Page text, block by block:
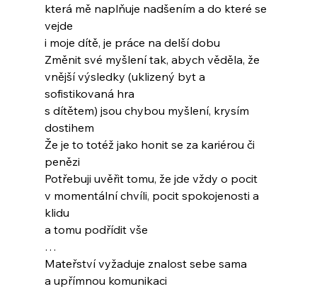
která mě naplňuje nadšením a do které se
vejde
i moje dítě, je práce na delší dobu
Změnit své myšlení tak, abych věděla, že
vnější výsledky (uklizený byt a
sofistikovaná hra
s dítětem) jsou chybou myšlení, krysím
dostihem
Že je to totéž jako honit se za kariérou či
penězi
Potřebuji uvěřit tomu, že jde vždy o pocit
v momentální chvíli, pocit spokojenosti a
klidu
a tomu podřídit vše
…
Mateřství vyžaduje znalost sebe sama
a upřímnou komunikaci